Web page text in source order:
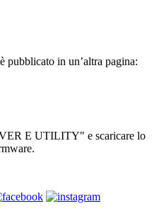
pubblicato in un’altra pagina:
E UTILITY" e scaricare lo